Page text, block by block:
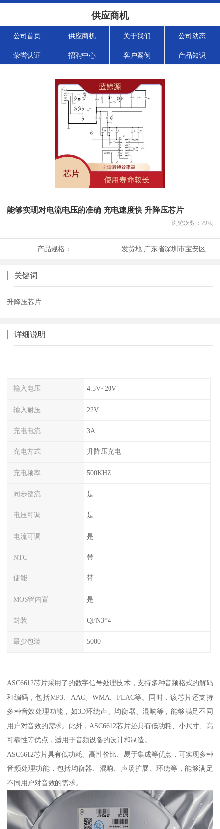
供应商机
公司首页 供应商机 关于我们 公司动态
荣誉认证 招聘中心 客户案例 产品知识
能够实现对电流电压的准确 充电速度快 升降压芯片
浏览次数： 79次
产品规格： 发货地:广东省深圳市宝安区
关键词
升降压芯片
详细说明
输入电压 4.5V~20V
输入耐压 22V
充电电流 3A
充电方式 升降压充电
充电频率 500KHZ
同步整流 是
电压可调 是
电流可调 是
NTC 带
使能 带
MOS管内置 是
封装 QFN3*4
最少包装 5000
ASC6612芯片采用了的数字信号处理技术，支持多种音频格式的解码
和编码，包括MP3、AAC、WMA、FLAC等。同时，该芯片还支持
多种音效处理功能，如3D环绕声、均衡器、混响等，能够满足不同
用户对音效的需求。此外，ASC6612芯片还具有低功耗、小尺寸、高
可靠性等优点，适用于音频设备的设计和制造。
ASC6612芯片具有低功耗、高性价比、易于集成等优点，可实现多种
音频处理功能，包括均衡器、混响、声场扩展、环绕等，能够满足
不同用户对音效的需求。